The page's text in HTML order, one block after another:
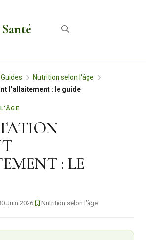
Guides
Nutrition selon l'âge
l’allaitement : le guide
: LE
Juin 2026 Nutrition selon l'âge